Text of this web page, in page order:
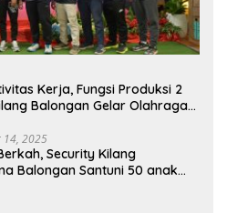
Kerja, Fungsi Produksi 2
Balongan Gelar Olahraga
14, 2025
Security Kilang
Balongan Santuni 50 anak